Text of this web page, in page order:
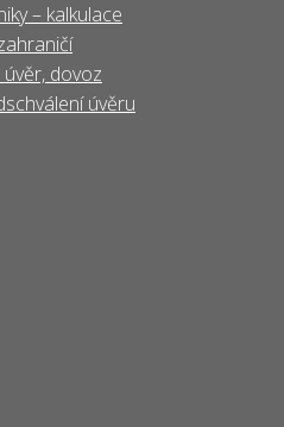
– kalkulace
dovoz
úvěru